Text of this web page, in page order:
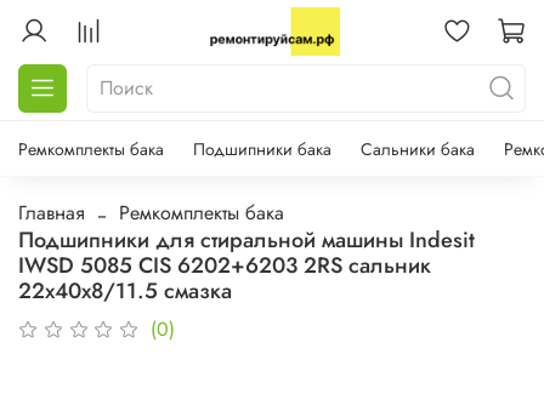
Ремкомплекты бака Подшипники бака Сальники бака
Главная Ремкомплекты бака
Подшипники для стиральной машины Indesit
IWSD 5085 CIS 6202+6203 2RS сальник
22х40х8/11.5 смазка
(0)